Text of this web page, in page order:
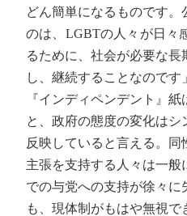
どん簡単になるものです
のは、LGBTの人々が日々
るために、社会が必要な
し、継続することなのです」
『インディペンデント』
と、政府の態度の変化は
反映していると言える。
主張を支持する人々は一
での与党への支持が徐々に
も、現体制がもはや無視